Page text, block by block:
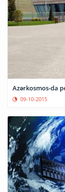
Azərkosmos-da
09-10-2015